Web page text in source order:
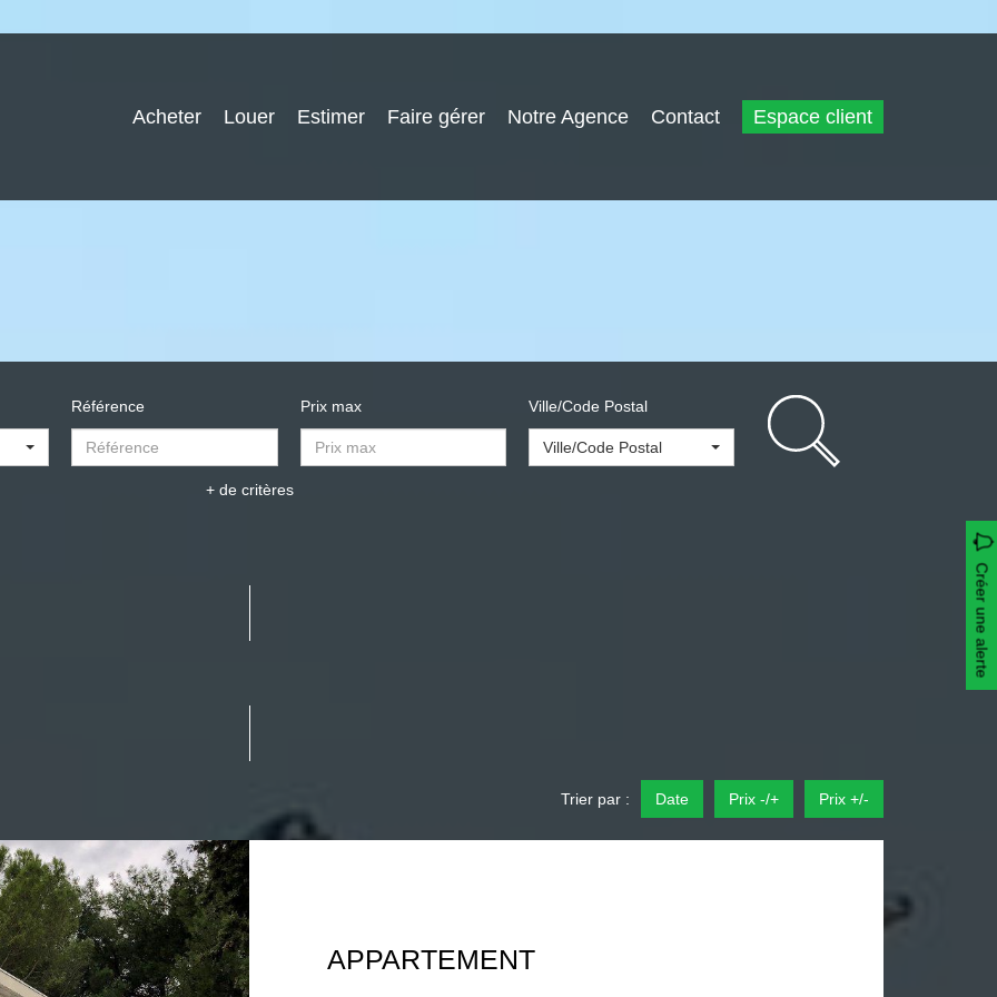
Acheter Louer Estimer Faire gérer Notre Agence Contact Espace client
Référence Prix max Ville/Code Postal
Ville/Code Postal
+ de critères
Créer une alerte
Trier par : Date Prix -/+ Prix +/-
APPARTEMENT